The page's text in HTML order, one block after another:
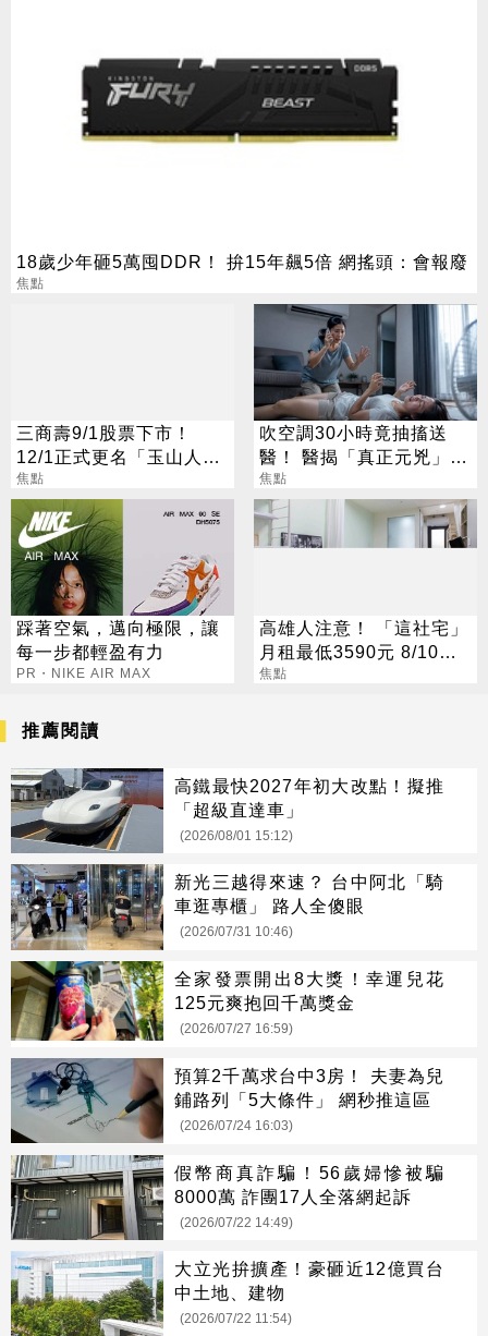
18歲少年砸5萬囤DDR！ 拚15年飆5倍 網搖頭：會報廢
焦點
三商壽9/1股票下市！
12/1正式更名「玉山人
壽」
焦點
吹空調30小時竟抽搐送
醫！ 醫揭「真正元兇」：
不是冷氣
焦點
踩著空氣，邁向極限，讓
每一步都輕盈有力
PR・NIKE AIR MAX
高雄人注意！ 「這社宅」
月租最低3590元 8/10起
放申請
焦點
推薦閱讀
高鐵最快2027年初大改點！擬推
「超級直達車」
(2026/08/01 15:12)
新光三越得來速？ 台中阿北「騎
車逛專櫃」 路人全傻眼
(2026/07/31 10:46)
全家發票開出8大獎！幸運兒花
125元爽抱回千萬獎金
(2026/07/27 16:59)
預算2千萬求台中3房！ 夫妻為兒
鋪路列「5大條件」 網秒推這區
(2026/07/24 16:03)
假幣商真詐騙！56歲婦慘被騙
8000萬 詐團17人全落網起訴
(2026/07/22 14:49)
大立光拚擴產！豪砸近12億買台
中土地、建物
(2026/07/22 11:54)